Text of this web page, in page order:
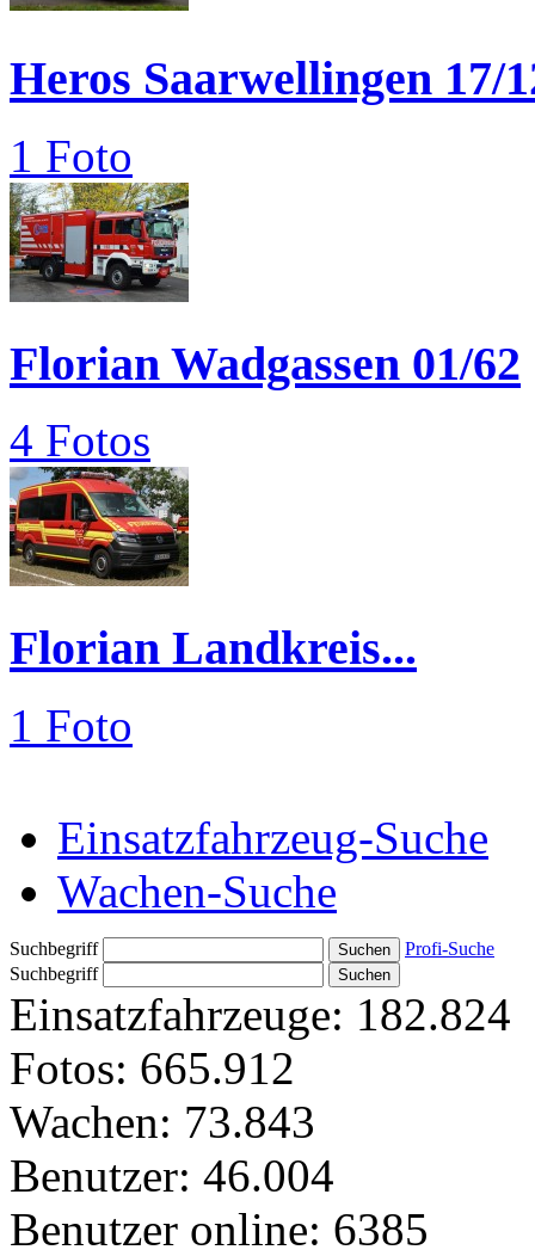
Heros Saarwellingen 17/
1 Foto
Florian Wadgassen 01/62
4 Fotos
Florian Landkreis...
1 Foto
Einsatzfahrzeug-Suche
Wachen-Suche
Suchbegriff
Profi-Suche
Suchbegriff
Einsatzfahrzeuge: 182.824
Fotos: 665.912
Wachen: 73.843
Benutzer: 46.004
Benutzer online: 6385